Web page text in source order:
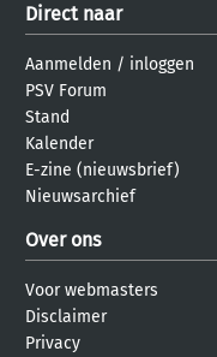
Direct naar
Aanmelden / inloggen
PSV Forum
Stand
Kalender
E-zine (nieuwsbrief)
Nieuwsarchief
Over ons
Voor webmasters
Disclaimer
Privacy